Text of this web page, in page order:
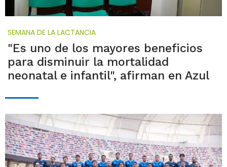
SEMANA DE LA LACTANCIA
"Es uno de los mayores beneficios
para disminuir la mortalidad
neonatal e infantil", afirman en Azul